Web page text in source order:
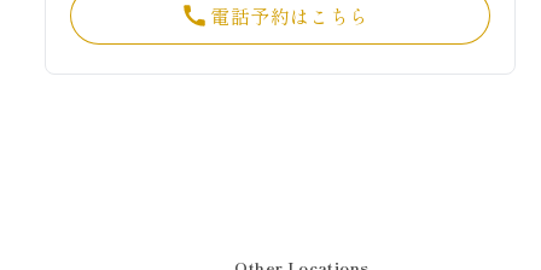
電話予約はこちら